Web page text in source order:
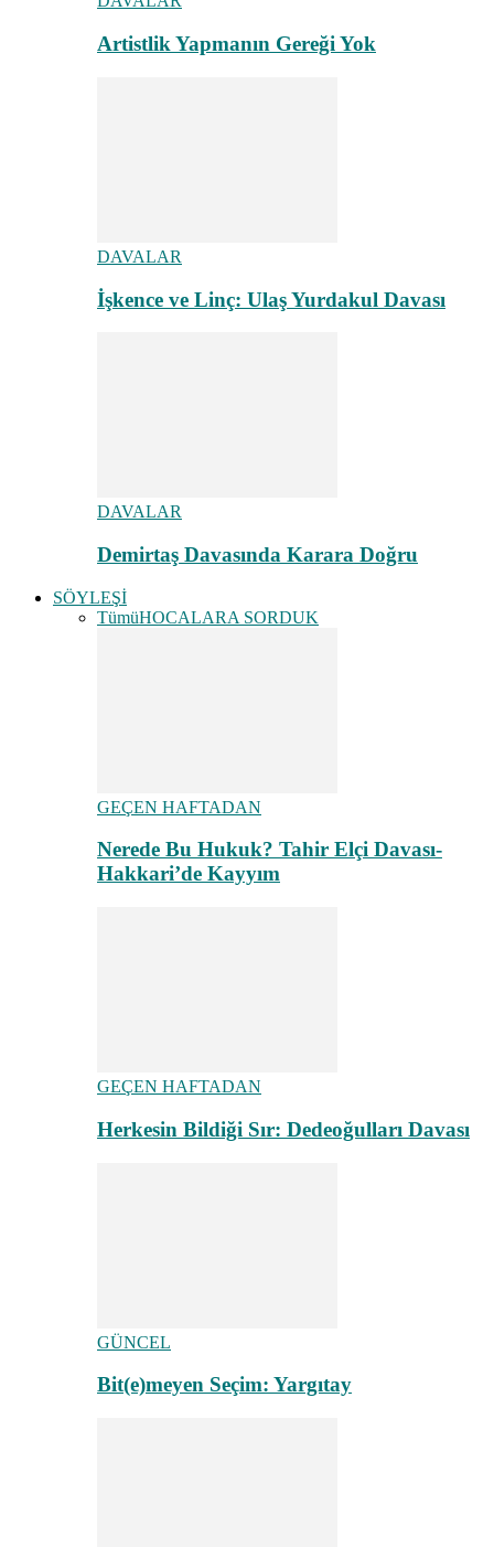
Artistlik Yapmanın Gereği Yok
DAVALAR
İşkence ve Linç: Ulaş Yurdakul Davası
DAVALAR
Demirtaş Davasında Karara Doğru
SÖYLEŞİ
TümüHOCALARA SORDUK
GEÇEN HAFTADAN
Nerede Bu Hukuk? Tahir Elçi Davası-
Hakkari’de Kayyım
GEÇEN HAFTADAN
Herkesin Bildiği Sır: Dedeoğulları Davası
GÜNCEL
Bit(e)meyen Seçim: Yargıtay